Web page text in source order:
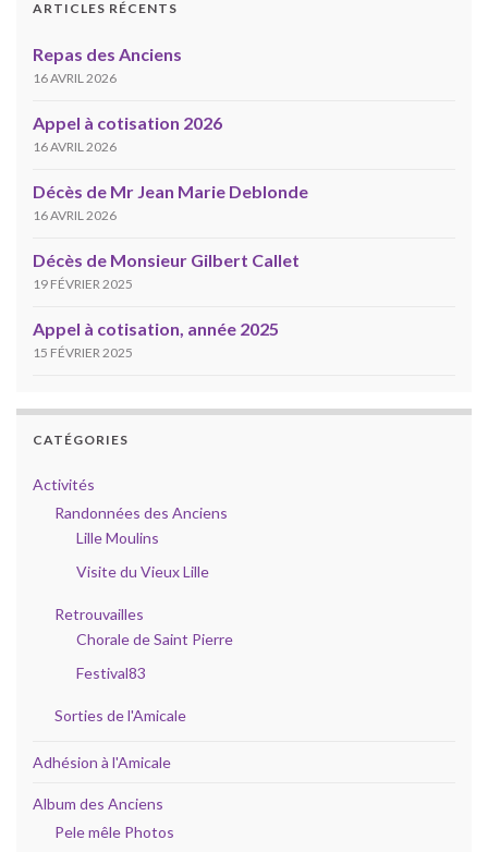
ARTICLES RÉCENTS
Repas des Anciens
16 AVRIL 2026
Appel à cotisation 2026
16 AVRIL 2026
Décès de Mr Jean Marie Deblonde
16 AVRIL 2026
Décès de Monsieur Gilbert Callet
19 FÉVRIER 2025
Appel à cotisation, année 2025
15 FÉVRIER 2025
CATÉGORIES
Activités
Randonnées des Anciens
Lille Moulins
Visite du Vieux Lille
Retrouvailles
Chorale de Saint Pierre
Festival83
Sorties de l'Amicale
Adhésion à l'Amicale
Album des Anciens
Pele mêle Photos